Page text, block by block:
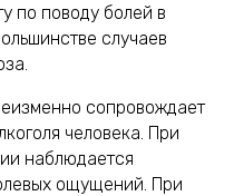
по поводу болей в
случаев
сопровождает
человека. При
наблюдается
ощущений. При